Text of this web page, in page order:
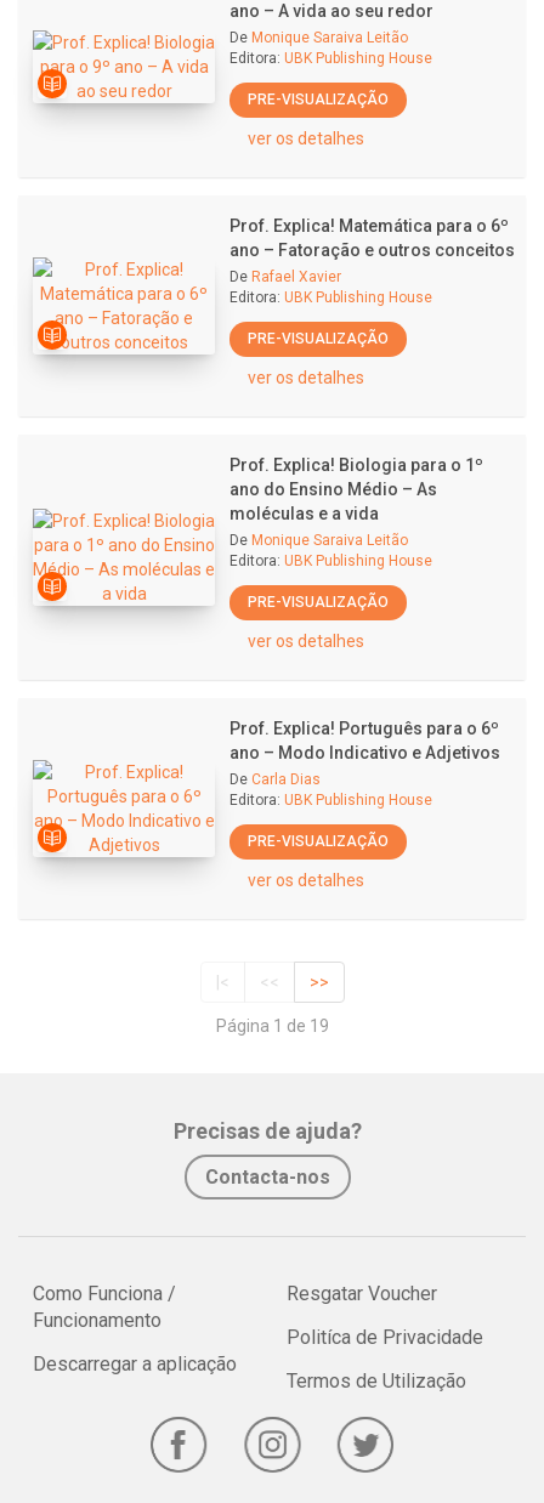
ano – A vida ao seu redor
De Monique Saraiva Leitão
Editora: UBK Publishing House
PRE-VISUALIZAÇÃO
ver os detalhes
Prof. Explica! Matemática para o 6º
ano – Fatoração e outros conceitos
De Rafael Xavier
Editora: UBK Publishing House
PRE-VISUALIZAÇÃO
ver os detalhes
Prof. Explica! Biologia para o 1º
ano do Ensino Médio – As
moléculas e a vida
De Monique Saraiva Leitão
Editora: UBK Publishing House
PRE-VISUALIZAÇÃO
ver os detalhes
Prof. Explica! Português para o 6º
ano – Modo Indicativo e Adjetivos
De Carla Dias
Editora: UBK Publishing House
PRE-VISUALIZAÇÃO
ver os detalhes
|< << >>
Página 1 de 19
Precisas de ajuda?
Contacta-nos
Como Funciona /
Funcionamento
Descarregar a aplicação
Resgatar Voucher
Politíca de Privacidade
Termos de Utilização